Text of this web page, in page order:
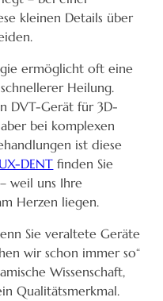
kleinen Details über
ermöglicht oft eine
Heilung.
DVT-Gerät für 3D-
bei komplexen
ist diese
DENT finden Sie
weil uns Ihre
Herzen liegen.
Sie veraltete Geräte
wir schon immer so“
Wissenschaft,
Qualitätsmerkmal.